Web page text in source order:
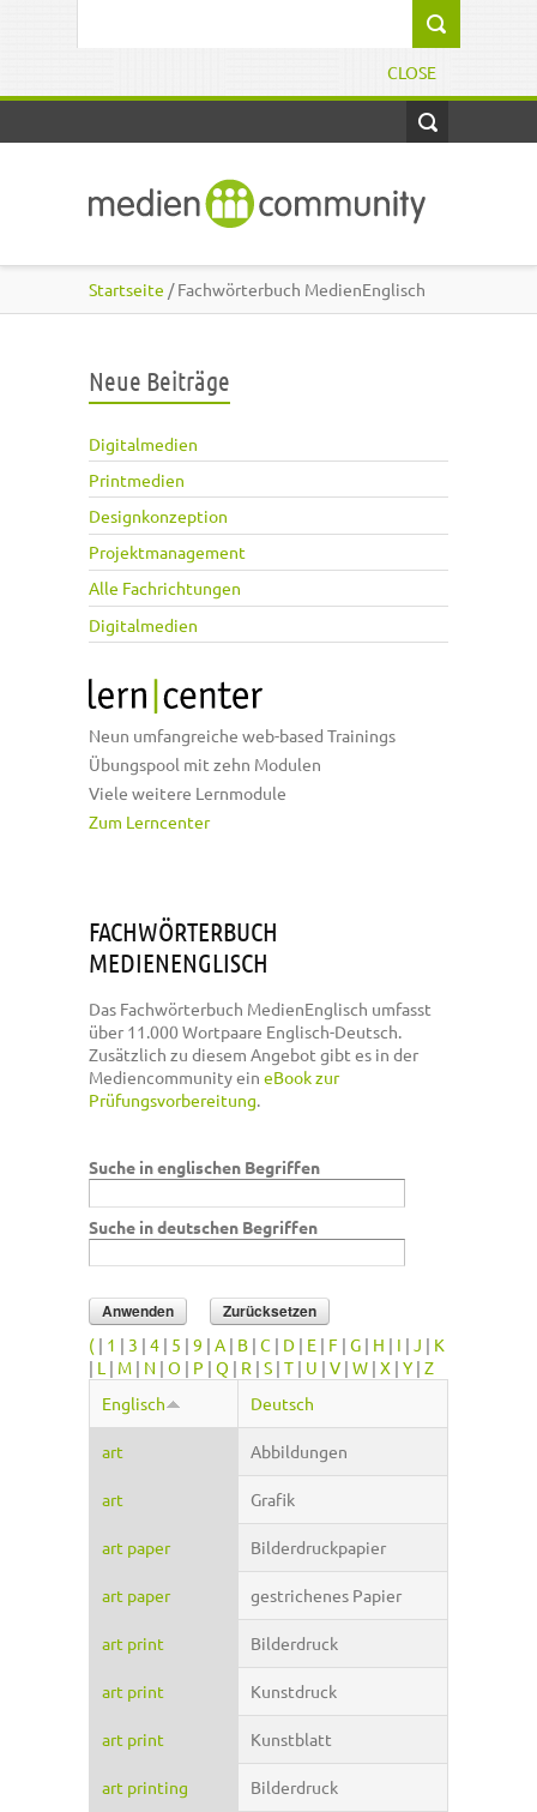
CLOSE
Startseite / Fachwörterbuch MedienEnglisch
Neue Beiträge
Digitalmedien
Printmedien
Designkonzeption
Projektmanagement
Alle Fachrichtungen
Digitalmedien
Neun umfangreiche web-based Trainings
Übungspool mit zehn Modulen
Viele weitere Lernmodule
Zum Lerncenter
FACHWÖRTERBUCH
MEDIENENGLISCH
Das Fachwörterbuch MedienEnglisch umfasst
über 11.000 Wortpaare Englisch-Deutsch.
Zusätzlich zu diesem Angebot gibt es in der
Mediencommunity ein eBook zur
Prüfungsvorbereitung.
Suche in englischen Begriffen
Suche in deutschen Begriffen
( | 1 | 3 | 4 | 5 | 9 | A | B | C | D | E | F | G | H | I | J | K
| L | M | N | O | P | Q | R | S | T | U | V | W | X | Y | Z
Englisch
Deutsch
art Abbildungen
art Grafik
art paper Bilderdruckpapier
art paper gestrichenes Papier
art print Bilderdruck
art print Kunstdruck
art print Kunstblatt
art printing Bilderdruck